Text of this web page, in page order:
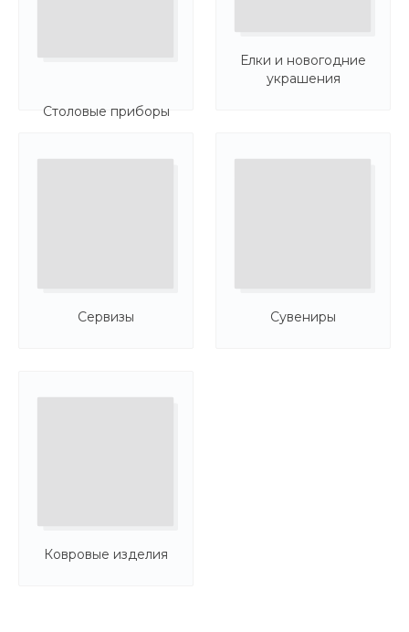
Столовые приборы
Елки и новогодние
украшения
Сервизы Сувениры
Ковровые изделия